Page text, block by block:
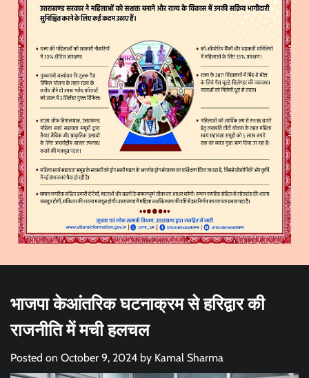
भाजपा केआंतरिक घटनाक्रम से हरिद्वार की
राजनीति में मची हलचल
Posted on October 9, 2024 by Kamal Sharma